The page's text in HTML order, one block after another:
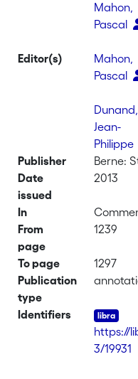
Mahon,
Pascal
Editor(s)
Mahon,
Pascal
Dunand,
Jean-
Philippe
Publisher
Berne:
Date
issued
2013
In
From
page
1239
To page
1297
Publication
type
Identifiers
https://
3/19931